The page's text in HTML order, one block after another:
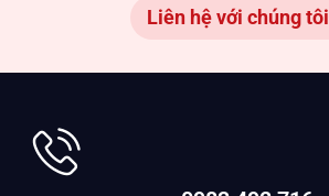
Liên hệ với chúng tôi